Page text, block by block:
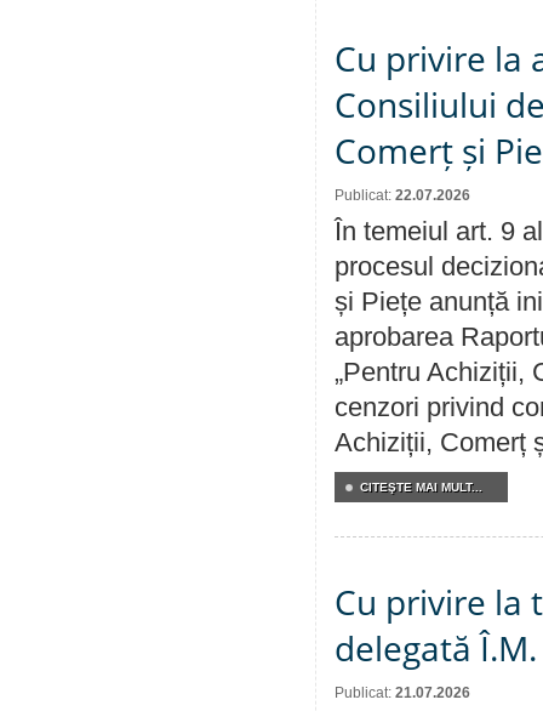
Cu privire la
Consiliului
Comerț și
Publicat: 22.07.2026
În temeiul art. 9
procesul
și Piețe anunță
aprobarea
„Pentru Achiziții,
cenzori privind
Achiziții, Comerț
CITEŞTE MAI MULT...
Cu privire la
delegată
Publicat: 21.07.2026